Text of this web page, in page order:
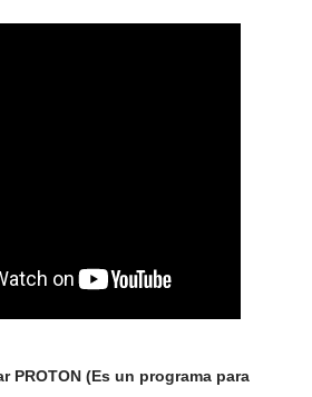
PROTON (Es un programa para